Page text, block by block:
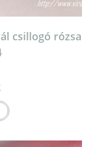
csillogó rózsa